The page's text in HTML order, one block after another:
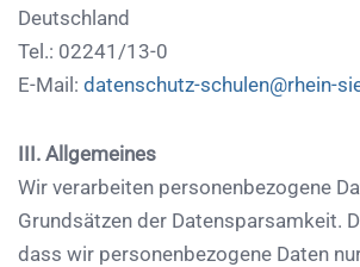
Deutschland
Tel.: 02241/13-0
E-Mail: datenschutz-schulen@rhein-
III. Allgemeines
Wir verarbeiten personenbezogene
Grundsätzen der Datensparsamkeit.
dass wir personenbezogene Daten